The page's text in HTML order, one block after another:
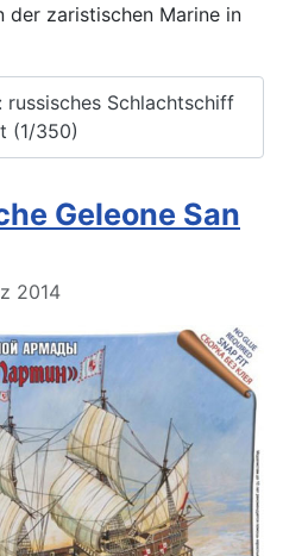
der zaristischen Marine in
russisches Schlachtschiff
(1/350)
Geleone San
2014